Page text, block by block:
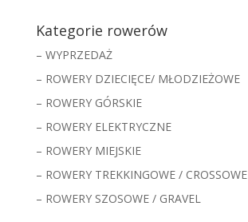
Kategorie rowerów
– WYPRZEDAŻ
– ROWERY DZIECIĘCE/ MŁODZIEŻOWE
– ROWERY GÓRSKIE
– ROWERY ELEKTRYCZNE
– ROWERY MIEJSKIE
– ROWERY TREKKINGOWE / CROSSOWE
– ROWERY SZOSOWE / GRAVEL